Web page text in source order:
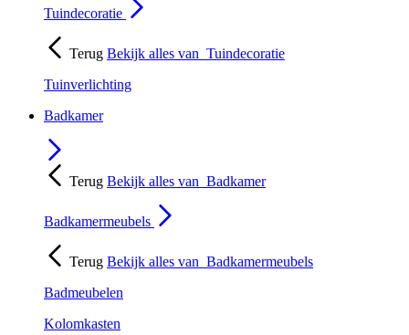
Tuindecoratie
Terug Bekijk alles van Tuindecoratie
Tuinverlichting
Badkamer
Terug Bekijk alles van Badkamer
Badkamermeubels
Terug Bekijk alles van Badkamermeubels
Badmeubelen
Kolomkasten